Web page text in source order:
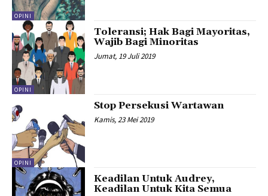
OPINI
OPINI
Toleransi; Hak Bagi Mayoritas,
Wajib Bagi Minoritas
Jumat, 19 Juli 2019
OPINI
Stop Persekusi Wartawan
Kamis, 23 Mei 2019
Keadilan Untuk Audrey,
Keadilan Untuk Kita Semua